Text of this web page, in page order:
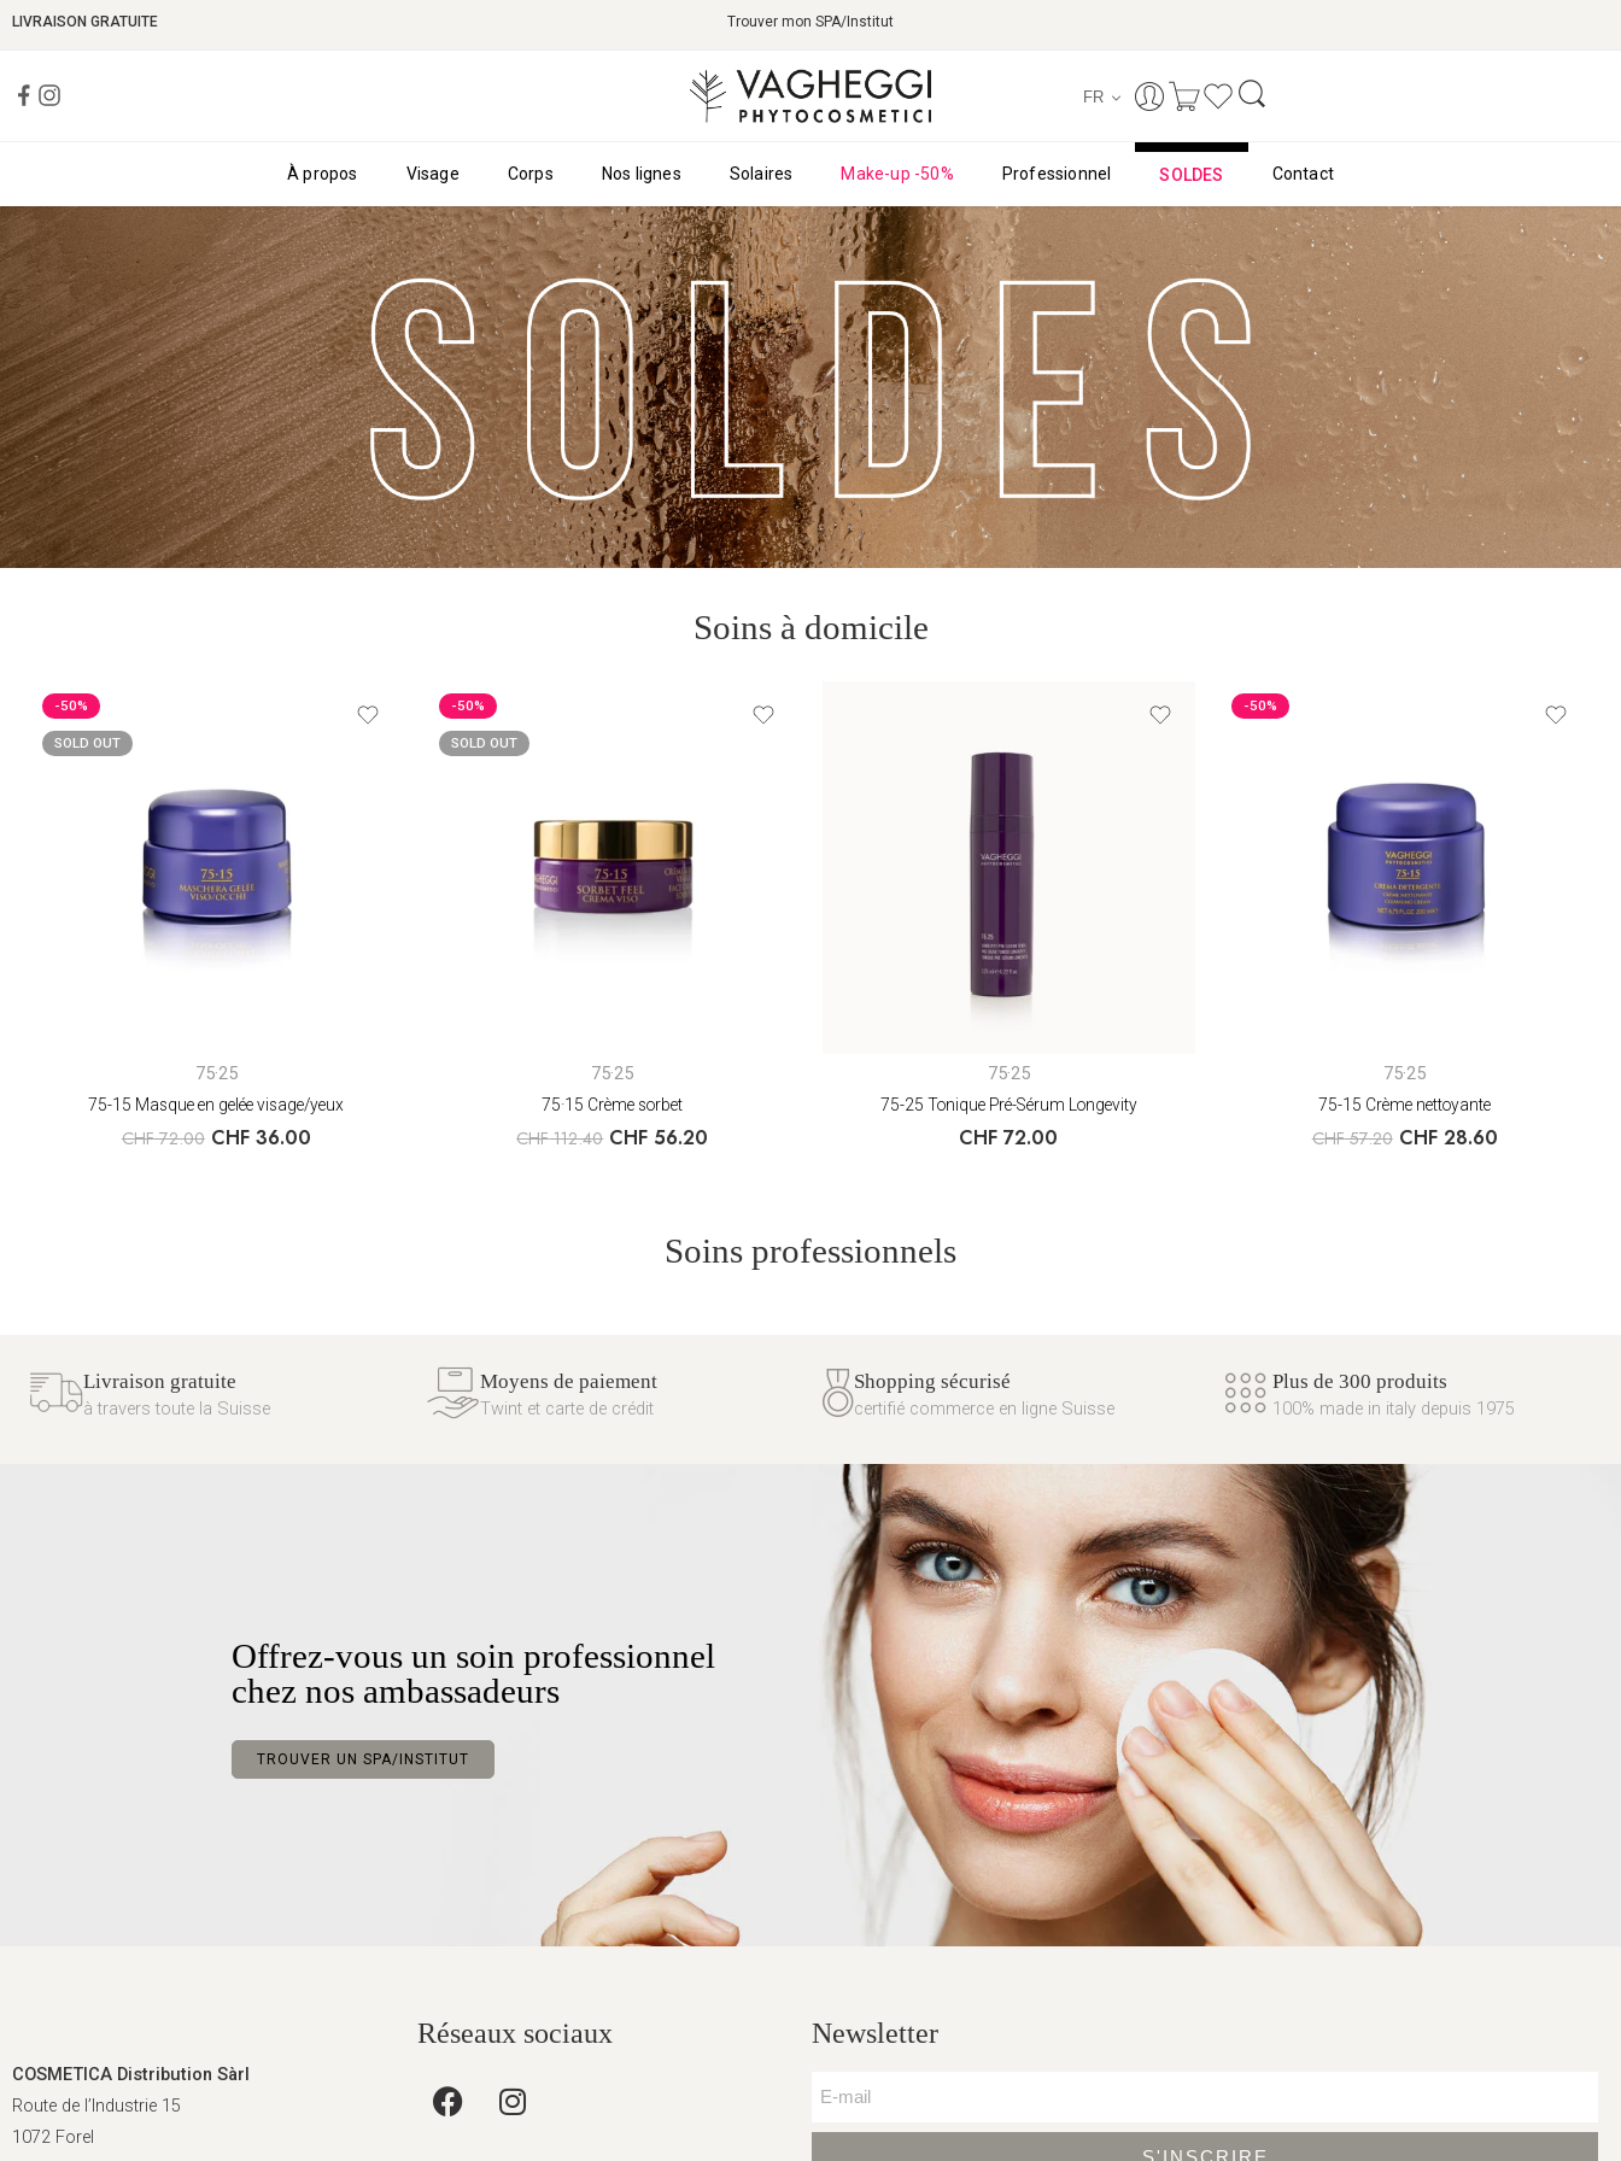
LIVRAISON GRATUITE Trouver mon SPA/Institut
FR
À propos Visage Corps Nos lignes Solaires Make-up -50% Professionnel SOLDES Contact
Soins à domicile
-50%
SOLD OUT
75·25
75-15 Masque en gelée visage/yeux
CHF72.00 CHF36.00
-50%
SOLD OUT
75·25
75·15 Crème sorbet
CHF112.40 CHF 56.20
75·25
75-25 Tonique Pré-Sérum Longevity
CHF 72.00
-50%
75·25
75-15 Crème nettoyante
CHF57.20 CHF28.60
Soins professionnels
Livraison gratuite
à travers toute la Suisse
Moyens de paiement
Twint et carte de crédit
Shopping sécurisé
certifié commerce en ligne Suisse
Plus de 300 produits
100% made in italy depuis 1975
Offrez-vous un soin professionnel
chez nos ambassadeurs
TROUVER UN SPA/INSTITUT
COSMETICA Distribution Sàrl
Route de l’Industrie 15
1072 Forel
Réseaux sociaux Newsletter
S'INSCRIRE